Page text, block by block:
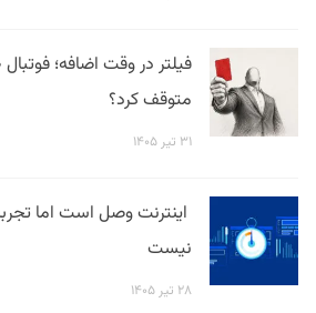
متوقف کرد؟
۳۱ تیر ۱۴۰۵
اینترنت وصل است اما
نیست
۲۸ تیر ۱۴۰۵